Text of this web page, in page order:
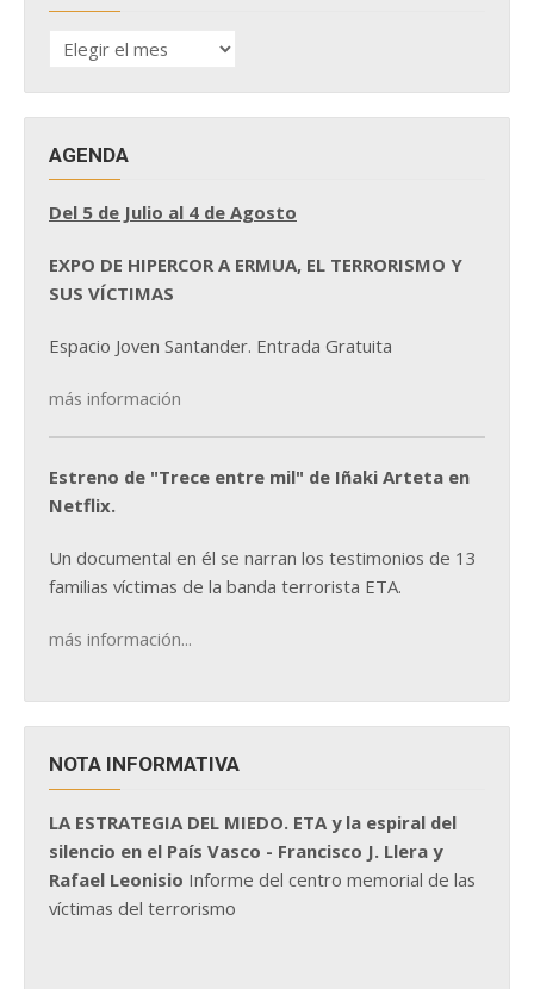
HISTÓRICO
DE
AGENDA
Del 5 de Julio al 4 de Agosto
EXPO DE HIPERCOR A ERMUA, EL TERRORISMO Y
SUS VÍCTIMAS
Espacio Joven Santander. Entrada Gratuita
más información
Estreno de "Trece entre mil" de Iñaki Arteta en
Netflix.
Un documental en él se narran los testimonios de 13
familias víctimas de la banda terrorista ETA.
más información...
NOTA INFORMATIVA
LA ESTRATEGIA DEL MIEDO. ETA y la espiral del
silencio en el País Vasco - Francisco J. Llera y
Rafael Leonisio Informe del centro memorial de las
víctimas del terrorismo